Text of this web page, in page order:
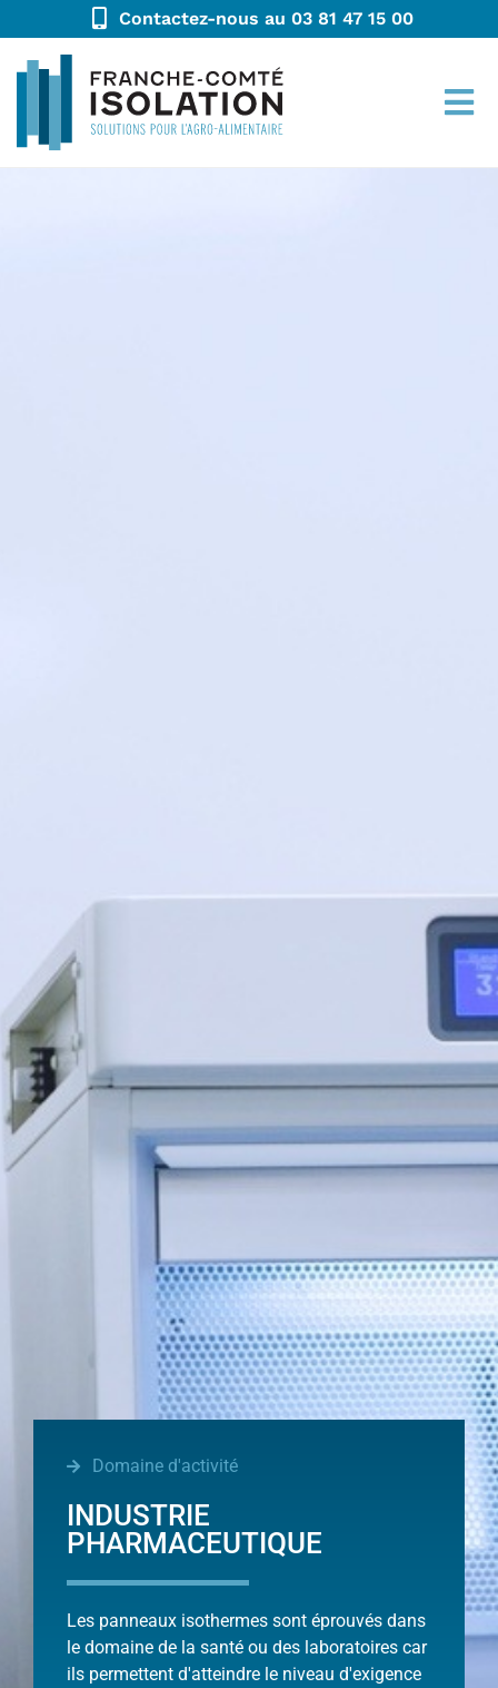
Contactez-nous au 03 81 47 15 00
Domaine d'activité
INDUSTRIE
PHARMACEUTIQUE
Les panneaux isothermes sont éprouvés dans
le domaine de la santé ou des laboratoires car
ils permettent d'atteindre le niveau d'exigence